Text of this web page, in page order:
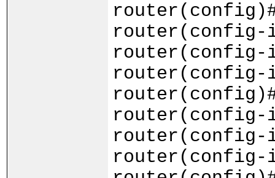
router(config-
router(config-